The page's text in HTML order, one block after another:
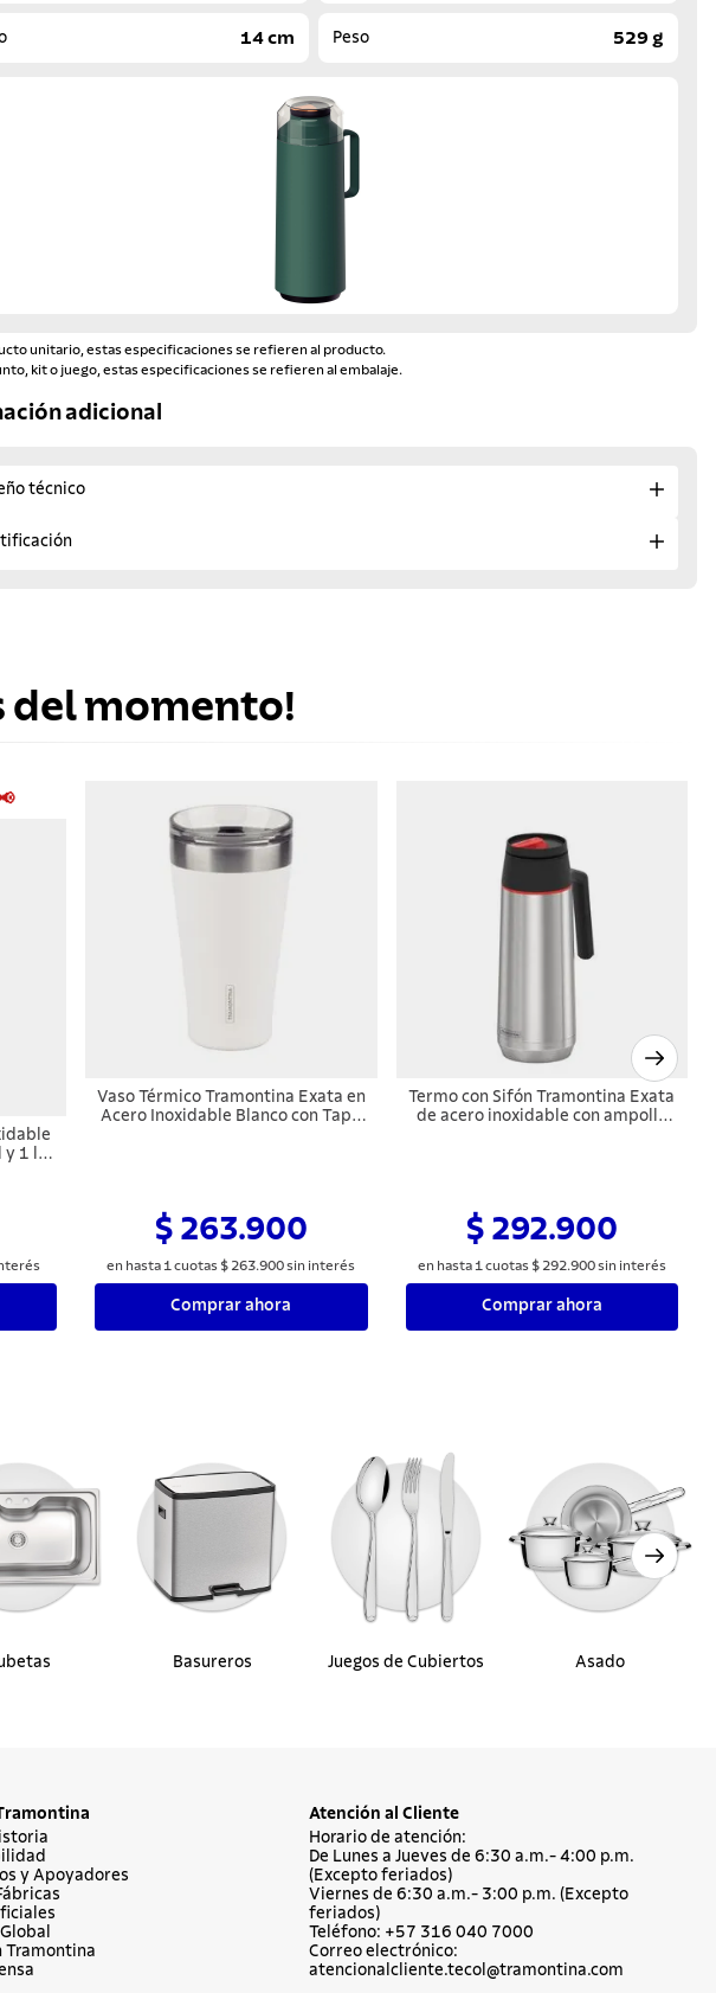
14 cm Peso 529 g
unitario, estas especificaciones se refieren al producto.
kit o juego, estas especificaciones se refieren al embalaje.
adicional
técnico
del momento!
1 l
Vaso Térmico Tramontina Exata en
Acero Inoxidable Blanco con Tapa
$ 263.900
en hasta 1 cuotas $ 263.900sin interés
Comprar ahora
Termo con Sifón Tramontina Exata
de acero inoxidable con ampolla
$ 292.900
en hasta 1 cuotas $ 292.900sin interés
Comprar ahora
Basureros Juegos de Cubiertos Asado
y Apoyadores
Tramontina
Atención al Cliente
Horario de atención:
De Lunes a Jueves de 6:30 a.m.- 4:00 p.m.
(Excepto feriados)
Viernes de 6:30 a.m.- 3:00 p.m. (Excepto
feriados)
Teléfono: +57 316 040 7000
Correo electrónico:
atencionalcliente.tecol@tramontina.com